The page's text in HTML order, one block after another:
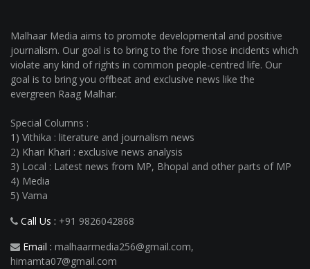
Malhaar Media aims to promote developmental and positive
journalism. Our goal is to bring to the fore those incidents which
violate any kind of rights in common people-centred life. Our
goal is to bring you offbeat and exclusive news like the
evergreen Raag Malhar.
Special Columns :
1) Vithika : literature and journalism news
2) Khari Khari : exclusive news analysis
3) Local : Latest news from MP, Bhopal and other parts of MP
4) Media
5) Vama
Call Us : +91 9826042868
Email : malhaarmedia256@gmail.com,
himamta07@gmail.com